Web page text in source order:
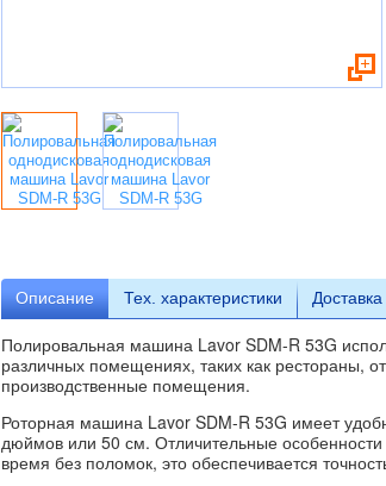
Описание Тех. характеристики
Полировальная машина Lavor SDM-R 53G
различных помещениях, таких как рестораны,
производственные помещения.
Роторная машина Lavor SDM-R 53G имеет
дюймов или 50 см. Отличительные
время без поломок, это обеспечивается